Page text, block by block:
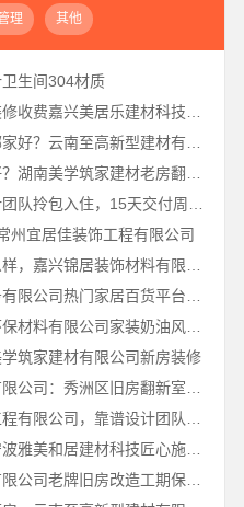
理 其他
生间304材质
州宜居佳装饰工程有限公司
筑家建材有限公司新房装修
二手房改造找谁？宁波雅美和居建材科技匠心施工全托管
浙江臻美新型建材有限公司老牌旧房改造工期保障小户型